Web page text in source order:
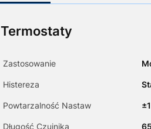
Termostaty
Zastosowanie
Histereza
Powtarzalność Nastaw
Długość Czujnika